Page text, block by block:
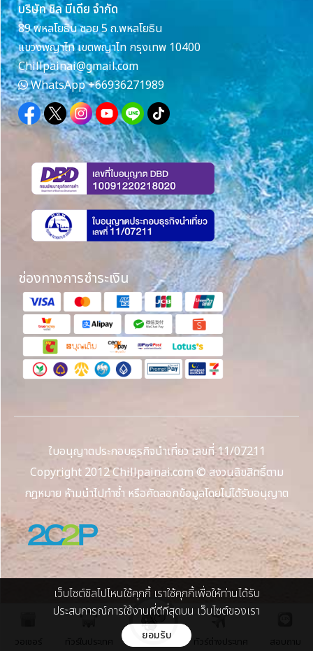
บริษัท ชิล มีเดีย จำกัด
89 พหลโยธิน ซอย 5 ถ.พหลโยธิน
แขวงพญาไท เขตพญาไท กรุงเทพ 10400
Chillpainai@gmail.com
WhatsApp+66936271989
ช่องทางการชำระเงิน
ใบอนุญาตประกอบธุรกิจนำเที่ยว เลขที่ 11/07211
Copyright 2012 Chillpainai.com © สงวนลิขสิทธิ์ตาม
กฎหมาย ห้ามนำไปทำซ้ำ หรือคัดลอกข้อมูลโดยไม่ได้รับอนุญาต
เว็บไซต์ชิลไปไหนใช้คุกกี้ เราใช้คุกกี้เพื่อให้ท่านได้รับ
ประสบการณ์การใช้งานที่ดีที่สุดบน เว็บไซต์ของเรา
ยอมรับ